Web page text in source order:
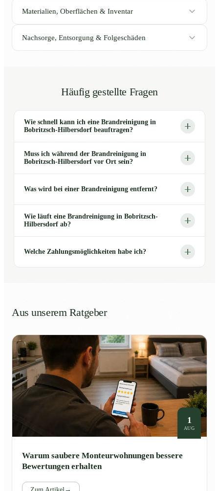
Materialien, Oberflächen & Inventar
Nachsorge, Entsorgung & Folgeschäden
Häufig gestellte Fragen
Wie schnell kann ich eine Brandreinigung in
Bobritzsch-Hilbersdorf beauftragen?
Muss ich während der Brandreinigung in
Bobritzsch-Hilbersdorf vor Ort sein?
Was wird bei einer Brandreinigung entfernt?
Wie läuft eine Brandreinigung in Bobritzsch-
Hilbersdorf ab?
Welche Zahlungsmöglichkeiten habe ich?
Aus unserem Ratgeber
1
AUG
Warum saubere Monteurwohnungen bessere
Bewertungen erhalten